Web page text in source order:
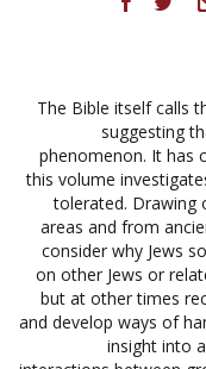
The Bible itself calls
suggesting
phenomenon. It has
this volume
tolerated. Drawing
areas and from
consider why Jews
on other Jews or
but at other times
and develop ways of
insight into